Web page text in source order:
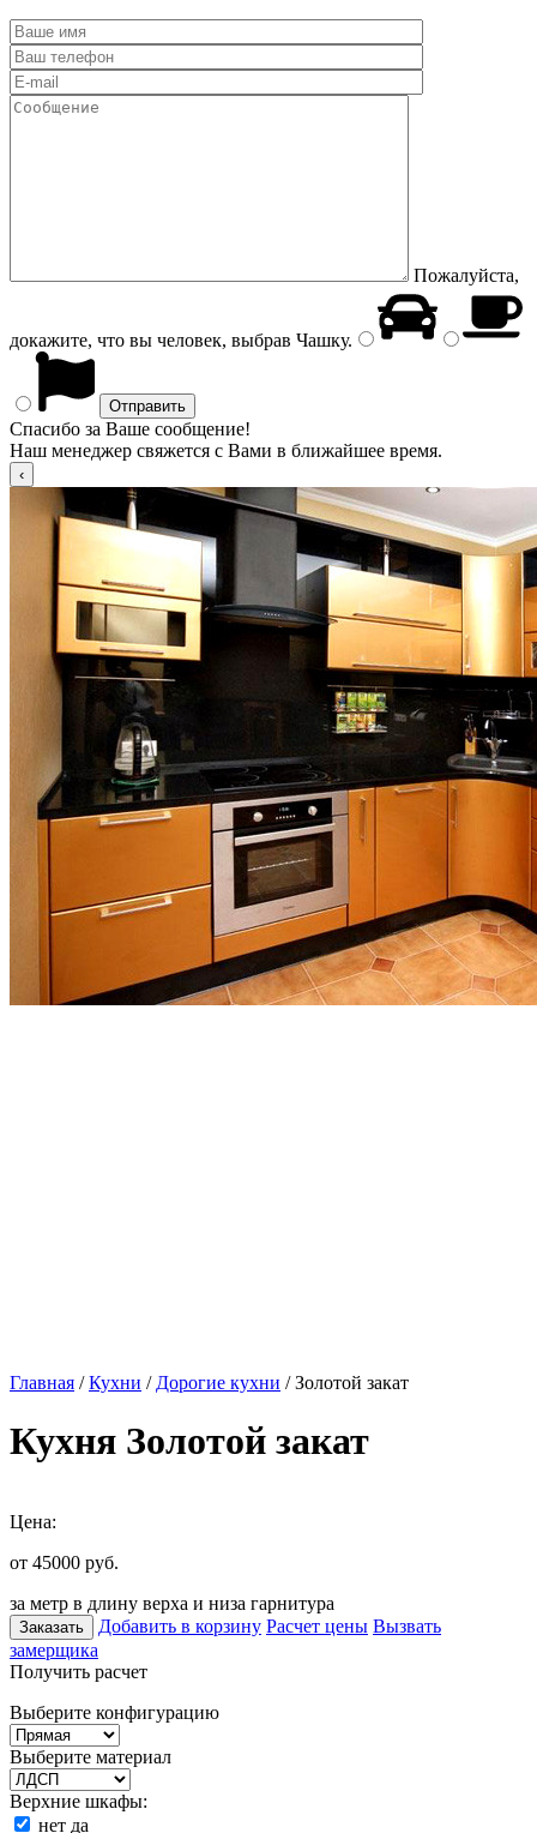
Пожалуйста,
докажите, что вы человек, выбрав Чашку.
Спасибо за Ваше сообщение!
Наш менеджер свяжется с Вами в ближайшее время.
Главная /Кухни / Дорогие кухни / Золотой закат
Кухня Золотой закат
Цена:
от 45000 руб.
за метр в длину верха и низа гарнитура
Заказать Добавить в корзину Расчет цены Вызвать
замерщика
Получить расчет
Выберите конфигурацию
Выберите материал
Верхние шкафы:
нет да